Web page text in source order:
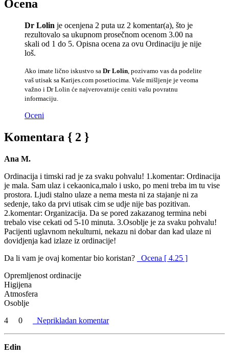
Ocena
Dr Lolin je ocenjena 2 puta uz 2 komentar(a), što je
rezultovalo sa ukupnom prosečnom ocenom 3.00 na
skali od 1 do 5. Opisna ocena za ovu Ordinaciju je nije
loš.
Ako imate lično iskustvo sa Dr Lolin , pozivamo vas da podelite
vaš utisak sa Karijes.com posetiocima. Vaše mišljenje je veoma
važno i Dr Lolin će najverovatnije ceniti vašu povratnu
informaciju.
Oceni
Komentara { 2 }
Ana M.
Ordinacija i timski rad je za svaku pohvalu! 1.komentar: Ordinacija
je mala. Sam ulaz i cekaonica,malo i usko, po meni treba im tu vise
prostora. Ljudi stalno ulaze a nema mesta ni za stajanje ni za
sedenje, tako da prvi utisak cim se udje nije bas pozitivan.
2.komentar: Organizacija. Da se pored zakazanog termina nebi
trebalo vise cekati od 5-10 minuta. 3.Osoblje je za svaku pohvalu!
Pacijenti uglavnom nekulturni, nekazu ni dobar dan kad ulaze ni
dovidjenja kad izlaze iz ordinacije!
Da li vam je ovaj komentar bio koristan?
Ocena [ 4.25 ]
Opremljenost ordinacije
Higijena
Atmosfera
Osoblje
4
0 Neprikladan komentar
Edin